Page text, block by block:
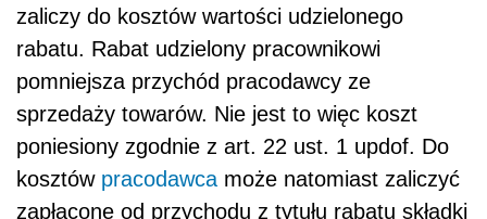
zaliczy do kosztów wartości udzielonego
rabatu. Rabat udzielony pracownikowi
pomniejsza przychód pracodawcy ze
sprzedaży towarów. Nie jest to więc koszt
poniesiony zgodnie z art. 22 ust. 1 updof. Do
kosztów pracodawca może natomiast zaliczyć
zapłacone od przychodu z tytułu rabatu składki